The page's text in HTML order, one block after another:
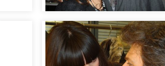
Dentro del Backstage de
las pasarelas de moda